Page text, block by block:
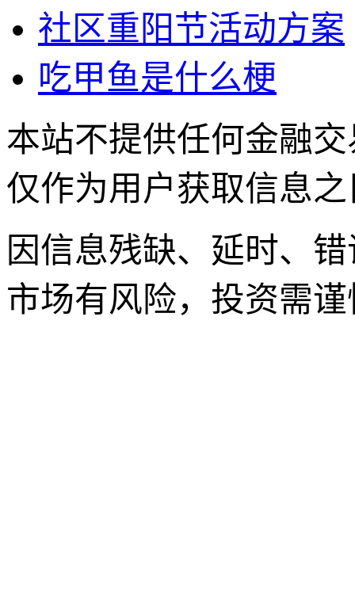
社区重阳节活动方案
吃甲鱼是什么梗
本站不提供任何金融
仅作为用户获取信息
因信息残缺、延时、
市场有风险，投资需